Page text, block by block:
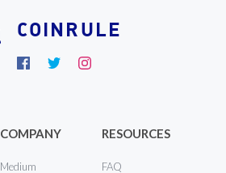
COINRULE
COMPANY
Medium
RESOURCES
FAQ